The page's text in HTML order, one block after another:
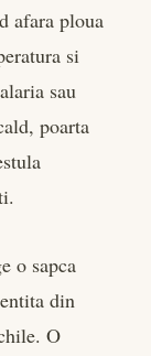
afara ploua
si
sau
poarta
o sapca
din
O